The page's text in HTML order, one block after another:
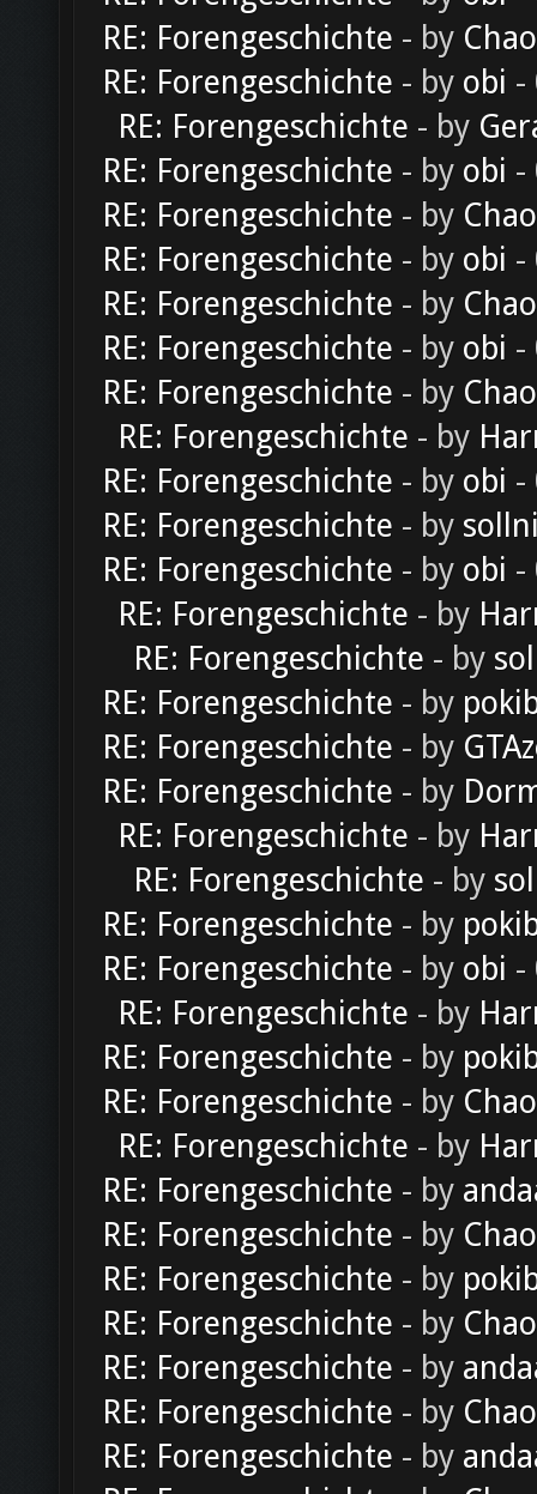
RE: Forengeschichte - by
RE: Forengeschichte - by obi -
RE: Forengeschichte - by
RE: Forengeschichte - by obi -
RE: Forengeschichte - by
RE: Forengeschichte - by obi -
RE: Forengeschichte - by
RE: Forengeschichte - by obi -
RE: Forengeschichte - by
RE: Forengeschichte - by
RE: Forengeschichte - by obi -
RE: Forengeschichte - by
RE: Forengeschichte - by obi -
RE: Forengeschichte - by
RE: Forengeschichte - by
RE: Forengeschichte - by
RE: Forengeschichte - by
RE: Forengeschichte - by
RE: Forengeschichte - by
RE: Forengeschichte - by
RE: Forengeschichte - by
RE: Forengeschichte - by obi -
RE: Forengeschichte - by
RE: Forengeschichte - by
RE: Forengeschichte - by
RE: Forengeschichte - by
RE: Forengeschichte - by
RE: Forengeschichte - by
RE: Forengeschichte - by
RE: Forengeschichte - by
RE: Forengeschichte - by
RE: Forengeschichte - by
RE: Forengeschichte - by